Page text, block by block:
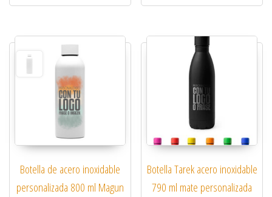
Botella de acero inoxidable
personalizada 800 ml Magun
Botella Tarek acero inoxidable
790 ml mate personalizada